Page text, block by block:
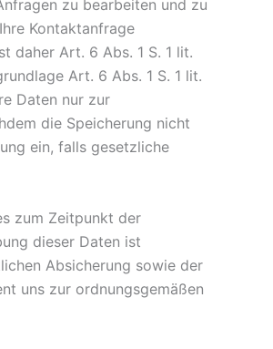
zu bearbeiten und zu
Kontaktanfrage
daher Art. 6 Abs. 1 S. 1 lit.
Art. 6 Abs. 1 S. 1 lit.
Daten nur zur
die Speicherung nicht
ein, falls gesetzliche
zum Zeitpunkt der
dieser Daten ist
Absicherung sowie der
uns zur ordnungsgemäßen